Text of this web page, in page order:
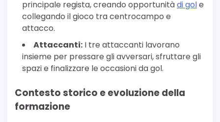
principale regista, creando opportunitàdi gole
collegando il gioco tra centrocampo e
attacco.
Attaccanti: I tre attaccanti lavorano
insieme per pressare gli avversari, sfruttare gli
spazi e finalizzare le occasioni da gol.
Contesto storico e evoluzione della
formazione